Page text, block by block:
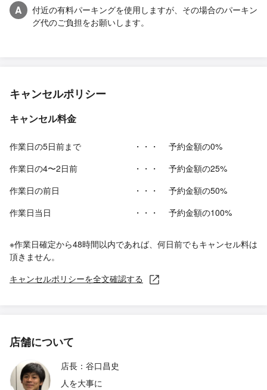
A
付近の有料パーキングを使用しますが、その場合のパーキン
グ代のご負担をお願いします。
キャンセルポリシー
キャンセル料金
作業日の5日前まで ・・・
予約金額の0%
作業日の4〜2日前
・・・
予約金額の25%
作業日の前日
・・・
予約金額の50%
作業日当日
・・・ 予約金額の100%
※作業日確定から48時間以内であれば、何日前でもキャンセル料は
頂きません。
キャンセルポリシーを全文確認する
店舗について
店長：谷口昌史
人を大事に